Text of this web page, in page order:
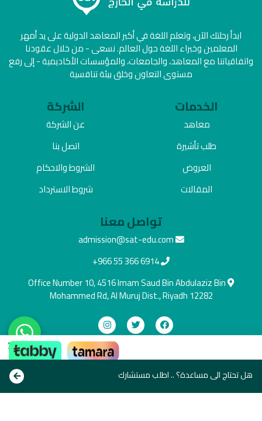
ابدأ رحلتك الآن، وتعلم اللغة في أكبر المعاهد الدولية على يد أمهر
المعلمين وخبراء اللغة حول العالم. نسعى - من خلال عقودنا
واتفاقياتنا مع المعاهد، والجامعات، والمؤسسات الأكاديمية - إلى رفع
مستوى التعاون وخلق بيئة تنافسية
الخدمات
معاهد
طلب تأشيرة
العروض
المقالات
الشركة
عن الشركة
اتصل بنا
الشروط والاحكام
شروط الاسترداد
تواصل معنا
admission@sat-edu.com
+966 55 366 6914
Office Number 10, 4516 Imam Saud Bin Abdulaziz Bin
Mohammed Rd, Al Muruj Dist., Riyadh 12282
دفع آمن
هل تحتاج الى مساعدة؟ .. اطلب مستشارك
×